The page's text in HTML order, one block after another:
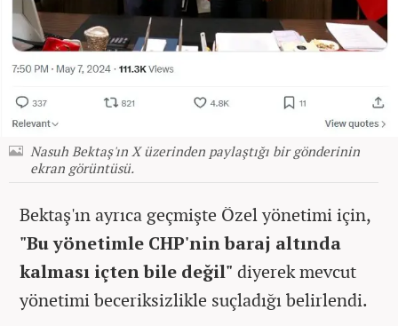
Nasuh Bektaş'ın X üzerinden paylaştığı bir gönderinin
ekran görüntüsü.
Bektaş'ın ayrıca geçmişte Özel yönetimi için,
"Bu yönetimle CHP'nin baraj altında
kalması içten bile değil" diyerek mevcut
yönetimi beceriksizlikle suçladığı belirlendi.